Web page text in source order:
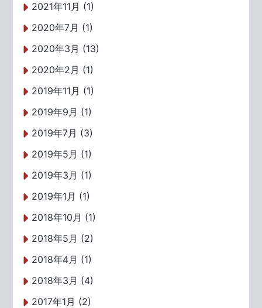
2021年11月 (1)
2020年7月 (1)
2020年3月 (13)
2020年2月 (1)
2019年11月 (1)
2019年9月 (1)
2019年7月 (3)
2019年5月 (1)
2019年3月 (1)
2019年1月 (1)
2018年10月 (1)
2018年5月 (2)
2018年4月 (1)
2018年3月 (4)
2017年1月 (2)